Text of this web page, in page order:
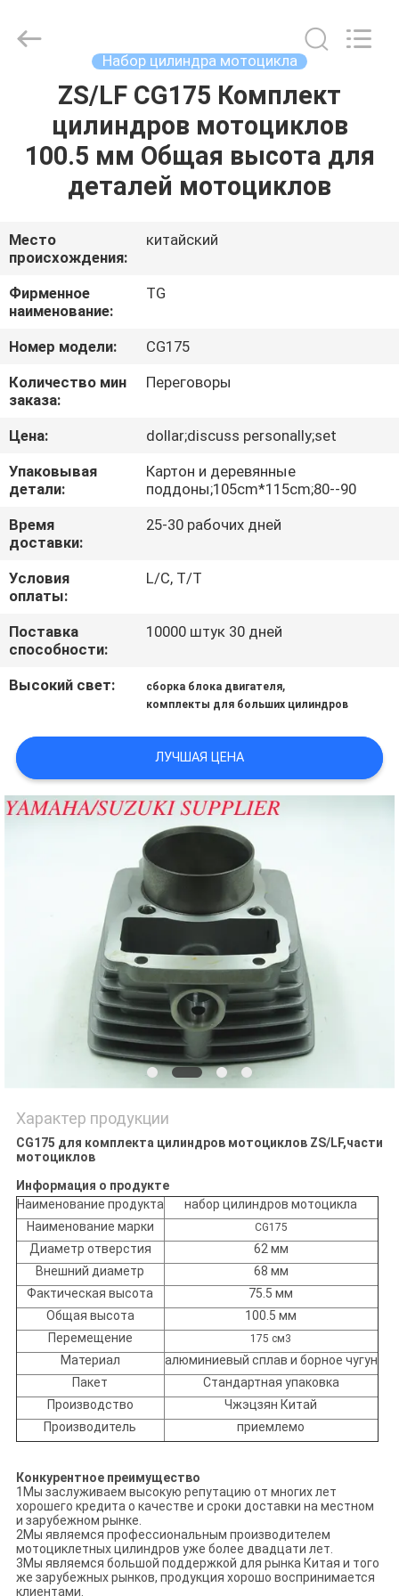
ПРОДУКТЫ
НАС
ПУТЕШЕСТВИЕ
ФАБРИКИ
ПРОВЕРКА
КАЧЕСТВА
СВЯЖИТЕСЬ
МЫ
НОВОСТИ
ЦИТАТУ
САЙТА
PRIVACY
POLICY
Block.,Ltd.
Набор цилиндра мотоцикла
ZS/LF CG175 Комплект
цилиндров мотоциклов
100.5 мм Общая высота для
деталей мотоциклов
Место
происхождения:
китайский
Фирменное
наименование:
TG
Номер модели:
CG175
Количество мин
заказа:
Переговоры
Цена:
dollar;discuss personally;set
Упаковывая
детали:
Картон и деревянные
поддоны;105cm*115cm;80--90
Время
доставки:
25-30 рабочих дней
Условия
оплаты:
L/C, T/T
Поставка
способности:
10000 штук 30 дней
Высокий свет: сборка блока двигателя,
комплекты для больших цилиндров
ЛУЧШАЯ ЦЕНА
Характер продукции
CG175 для комплекта цилиндров мотоциклов ZS/LF,части
мотоциклов
Информация о продукте
Наименование продукта
набор цилиндров мотоцикла
Наименование марки
CG175
Диаметр отверстия
62 мм
Внешний диаметр
68 мм
Фактическая высота
75.5 мм
Общая высота
100.5 мм
Перемещение
175 см3
Материал
алюминиевый сплав и борное чугун
Пакет
Стандартная упаковка
Производство
Чжэцзян Китай
Производитель
приемлемо
Конкурентное преимущество
1Мы заслуживаем высокую репутацию от многих лет
хорошего кредита о качестве и сроки доставки на местном
и зарубежном рынке.
2Мы являемся профессиональным производителем
мотоциклетных цилиндров уже более двадцати лет.
3Мы являемся большой поддержкой для рынка Китая и того
же зарубежных рынков, продукция хорошо воспринимается
клиентами.